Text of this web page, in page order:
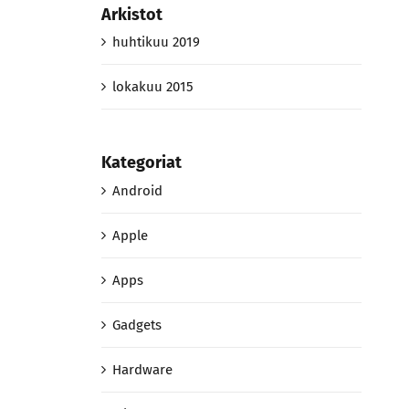
Arkistot
huhtikuu 2019
lokakuu 2015
Kategoriat
Android
Apple
Apps
Gadgets
Hardware